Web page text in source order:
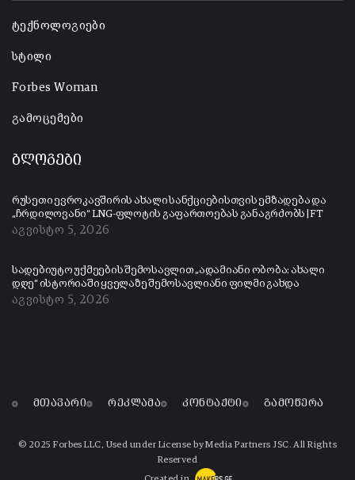
ტექნოლოგიები
სტილი
Forbes Woman
გამოცემები
ბლოგები
რუსეთი ევროკავშირის ახალი სანქციებისთვის ემზადება და
„ჩრდილოვანი“ LNG-ფლოტის გაფართოებას განაგრძობს | FT
აგვისტო 5, 2026
სადებიუტო უქმეების შემოსავლით „ადამიანი ობობა: ახალი
დღე“ ისტორიაში ყველაზე შემოსავლიანი ფილმი გახდა
აგვისტო 5, 2026
მთავარი რეკლამა კონტაქტი გამოწერა
© 2025 Forbes LLC, Used under License by Media Partners JSC. All Rights
Reserved